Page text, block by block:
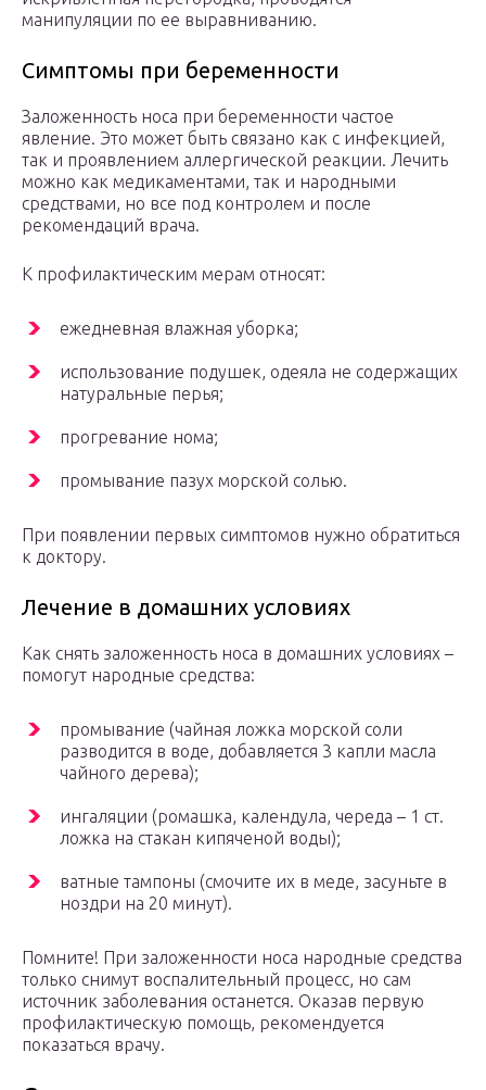
манипуляции по ее выравниванию.
Симптомы при беременности
Заложенность носа при беременности частое
явление. Это может быть связано как с инфекцией,
так и проявлением аллергической реакции. Лечить
можно как медикаментами, так и народными
средствами, но все под контролем и после
рекомендаций врача.
К профилактическим мерам относят:
ежедневная влажная уборка;
использование подушек, одеяла не содержащих
натуральные перья;
прогревание нома;
промывание пазух морской солью.
При появлении первых симптомов нужно обратиться
к доктору.
Лечение в домашних условиях
Как снять заложенность носа в домашних условиях –
помогут народные средства:
промывание (чайная ложка морской соли
разводится в воде, добавляется 3 капли масла
чайного дерева);
ингаляции (ромашка, календула, череда – 1 ст.
ложка на стакан кипяченой воды);
ватные тампоны (смочите их в меде, засуньте в
ноздри на 20 минут).
Помните! При заложенности носа народные средства
только снимут воспалительный процесс, но сам
источник заболевания останется. Оказав первую
профилактическую помощь, рекомендуется
показаться врачу.